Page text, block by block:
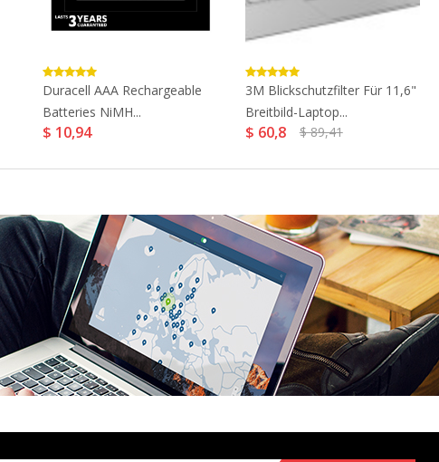
Duracell AAA Rechargeable
Batteries NiMH...
$ 10,94
3M Blickschutzfilter Für 11,6"
Breitbild-Laptop...
$ 60,8 $ 89,41